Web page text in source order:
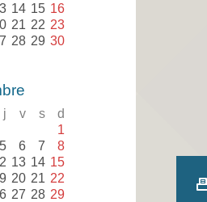
14 15 16
21 22 23
28 29 30
j v s d
1
5 6 7 8
13 14 15
20 21 22
27 28 29